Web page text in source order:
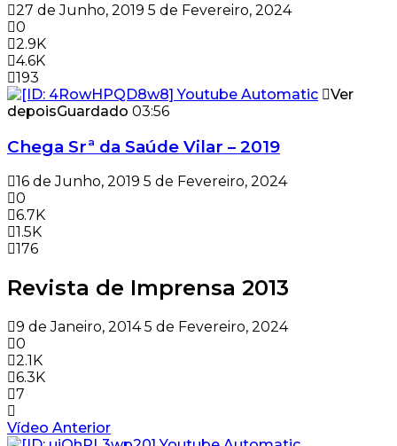
27 de Junho, 2019 5 de Fevereiro, 2024
0
2.9K
4.6K
193
Ver
depoisGuardado 03:56
Chega Srª da Saúde Vilar – 2019
16 de Junho, 2019 5 de Fevereiro, 2024
0
6.7K
1.5K
176
Revista de Imprensa 2013
9 de Janeiro, 2014 5 de Fevereiro, 2024
0
2.1K
6.3K
7
Vídeo Anterior